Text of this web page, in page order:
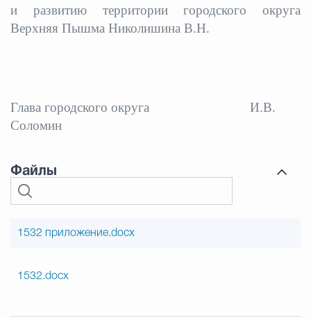
и развитию территории городского округа
Верхняя Пышма Николишина В.Н.
Глава городского округа И.В.
Соломин
Файлы
1532 приложение.docx
1532.docx